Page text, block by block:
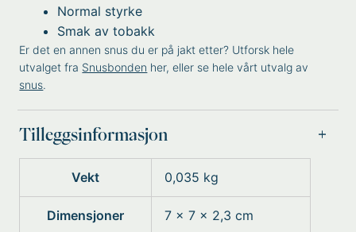
Normal styrke
Smak av tobakk
Er det en annen snus du er på jakt etter? Utforsk hele
utvalget fra Snusbonden her, eller se hele vårt utvalg av
snus.
Tilleggsinformasjon
Vekt 0,035 kg
Dimensjoner 7 × 7 × 2,3 cm